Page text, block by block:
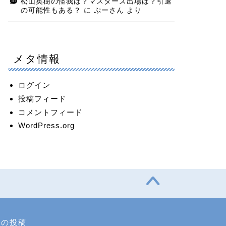
の可能性もある？
に ぷーさん より
メタ情報
ログイン
投稿フィード
コメントフィード
WordPress.org
投稿